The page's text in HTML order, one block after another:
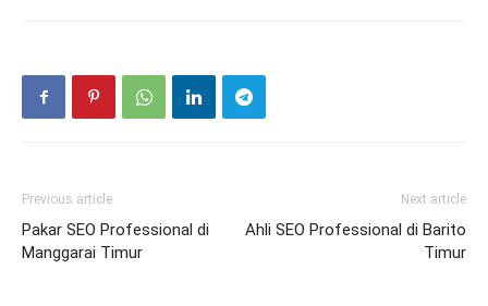
Previous article
Pakar SEO Professional di
Manggarai Timur
Next article
Ahli SEO Professional di Barito
Timur